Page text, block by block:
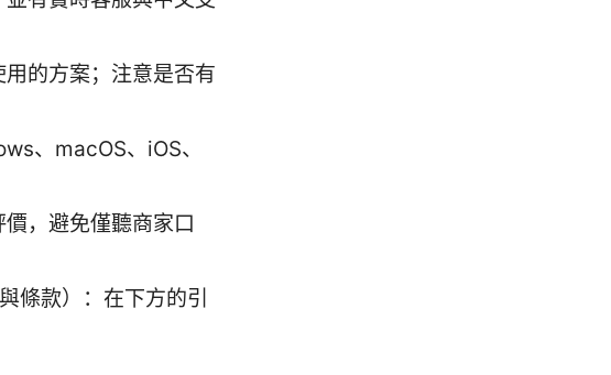
的方案；注意是否有
、macOS、iOS、
，避免僅聽商家口
條款）：在下方的引